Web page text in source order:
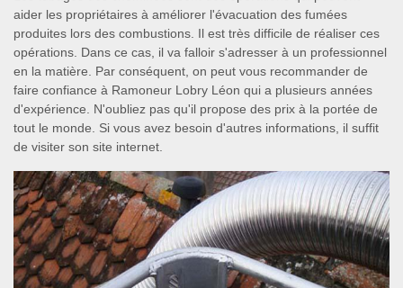
aider les propriétaires à améliorer l'évacuation des fumées
produites lors des combustions. Il est très difficile de réaliser ces
opérations. Dans ce cas, il va falloir s'adresser à un professionnel
en la matière. Par conséquent, on peut vous recommander de
faire confiance à Ramoneur Lobry Léon qui a plusieurs années
d'expérience. N'oubliez pas qu'il propose des prix à la portée de
tout le monde. Si vous avez besoin d'autres informations, il suffit
de visiter son site internet.